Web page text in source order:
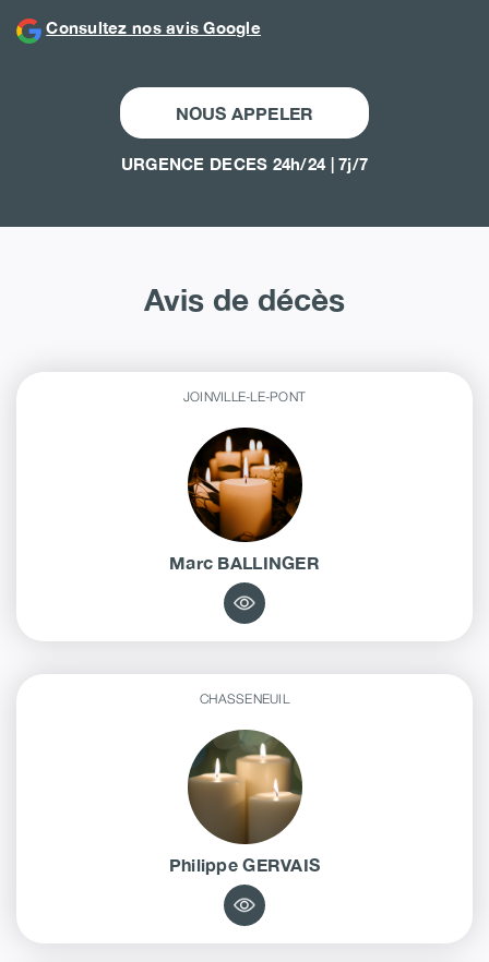
Consultez nos avis Google
NOUS APPELER
URGENCE DECES 24h/24 | 7j/7
Avis de décès
JOINVILLE-LE-PONT
Marc BALLINGER
CHASSENEUIL
PhilippeGERVAIS